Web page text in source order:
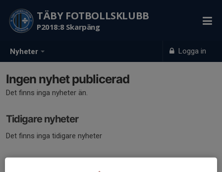
Nyheter Logga in
TÄBY FOTBOLLSKLUBB
P2018:8 Skarpäng
Ingen nyhet publicerad
Det finns inga nyheter än.
Tidigare nyheter
Det finns inga tidigare nyheter